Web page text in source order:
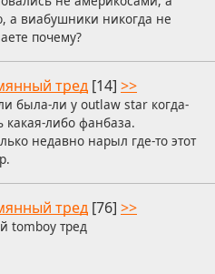
а виабушники никогда не
почему?
тред [14] >>
была-ли у outlaw star когда-
какая-либо фанбаза.
недавно нарыл где-то этот
тред [76] >>
tomboy тред